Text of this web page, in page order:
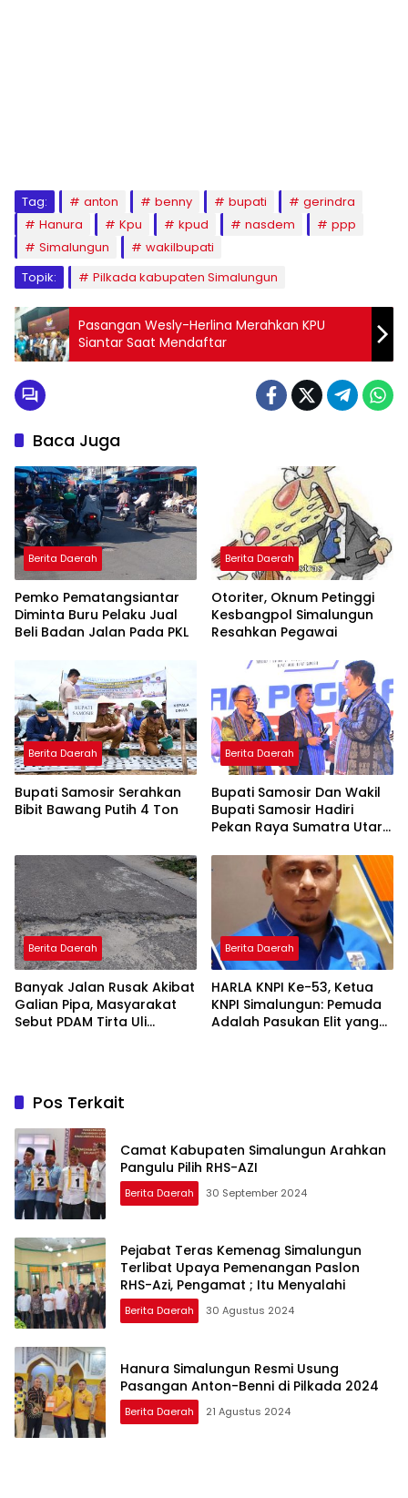
Tag: anton benny bupati
gerindra
Hanura
Kpu kpud nasdem
ppp
Simalungun
wakilbupati
Topik:
Pilkada kabupaten Simalungun
Pasangan Wesly-Herlina Merahkan KPU
Siantar Saat Mendaftar
Baca Juga
Berita Daerah
Pemko Pematangsiantar
Diminta Buru Pelaku Jual
Beli Badan Jalan Pada PKL
Berita Daerah
Otoriter, Oknum Petinggi
Kesbangpol Simalungun
Resahkan Pegawai
Berita Daerah
Bupati Samosir Serahkan
Bibit Bawang Putih 4 Ton
Berita Daerah
Bupati Samosir Dan Wakil
Bupati Samosir Hadiri
Pekan Raya Sumatra Utara
Berita Daerah
Banyak Jalan Rusak Akibat
Galian Pipa, Masyarakat
Sebut PDAM Tirta Uli
Berita Daerah
HARLA KNPI Ke-53, Ketua
KNPI Simalungun: Pemuda
Adalah Pasukan Elit yang
Pos Terkait
Camat Kabupaten Simalungun Arahkan
Pangulu Pilih RHS-AZI
Berita Daerah 30 September 2024
Pejabat Teras Kemenag Simalungun
Terlibat Upaya Pemenangan Paslon
RHS-Azi, Pengamat ; Itu Menyalahi
Berita Daerah 30 Agustus 2024
Hanura Simalungun Resmi Usung
Pasangan Anton-Benni di Pilkada 2024
Berita Daerah 21 Agustus 2024